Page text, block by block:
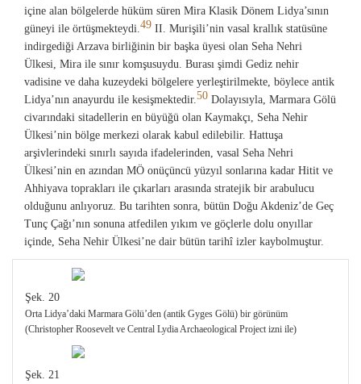
içine alan bölgelerde hüküm süren Mira Klasik Dönem Lidya’sının
güneyi ile örtüşmekteydi.49 II. Murişili’nin vasal krallık statüsüne
indirgediği Arzava birliğinin bir başka üyesi olan Seha Nehri
Ülkesi, Mira ile sınır komşusuydu. Burası şimdi Gediz nehir
vadisine ve daha kuzeydeki bölgelere yerleştirilmekte, böylece antik
Lidya’nın anayurdu ile kesişmektedir.50 Dolayısıyla, Marmara Gölü
civarındaki sitadellerin en büyüğü olan Kaymakçı, Seha Nehir
Ülkesi’nin bölge merkezi olarak kabul edilebilir. Hattuşa
arşivlerindeki sınırlı sayıda ifadelerinden, vasal Seha Nehri
Ülkesi’nin en azından MÖ onüçüncü yüzyıl sonlarına kadar Hitit ve
Ahhiyava toprakları ile çıkarları arasında stratejik bir arabulucu
olduğunu anlıyoruz. Bu tarihten sonra, bütün Doğu Akdeniz’de Geç
Tunç Çağı’nın sonuna atfedilen yıkım ve göçlerle dolu onyıllar
içinde, Seha Nehir Ülkesi’ne dair bütün tarihî izler kaybolmuştur.
Şek. 20
Orta Lidya’daki Marmara Gölü’den (antik Gyges Gölü) bir görünüm
(Christopher Roosevelt ve Central Lydia Archaeological Project izni ile)
Şek. 21